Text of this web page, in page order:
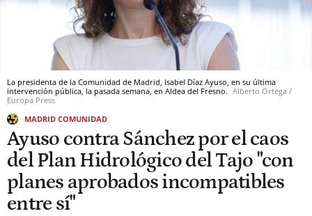
La presidenta de la Comunidad de Madrid, Isabel Díaz Ayuso, en su última
intervención pública, la pasada semana, en Aldea del Fresno. Alberto Ortega /
Europa Press
MADRID COMUNIDAD
Ayuso contra Sánchez por el caos
del Plan Hidrológico del Tajo "con
planes aprobados incompatibles
entre sí"